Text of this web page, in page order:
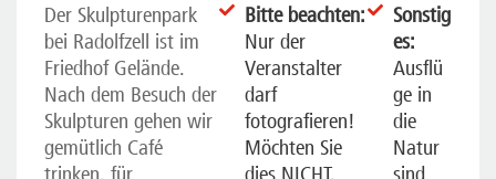
Der Skulpturenpark
bei Radolfzell ist im
Friedhof Gelände.
Nach dem Besuch der
Skulpturen gehen wir
gemütlich Café
trinken, für
Bitte beachten:
Nur der
Veranstalter
darf
fotografieren!
Möchten Sie
dies NICHT,
Sonstig
es:
Ausflü
ge in
die
Natur
sind